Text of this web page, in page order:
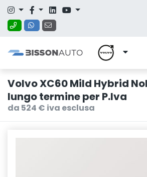
Volvo XC60 Mild Hybrid
lungo termine per P.Iva
da 524 € iva esclusa